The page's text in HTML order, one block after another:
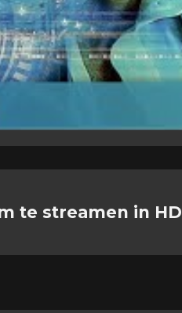
te streamen in HD